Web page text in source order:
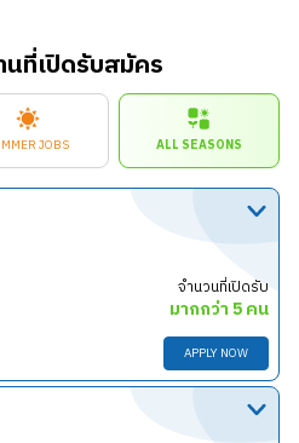
ที่เปิดรับสมัคร
JOBS ALL SEASONS
จำนวนที่เปิดรับ
มากกว่า 5 คน
APPLY NOW